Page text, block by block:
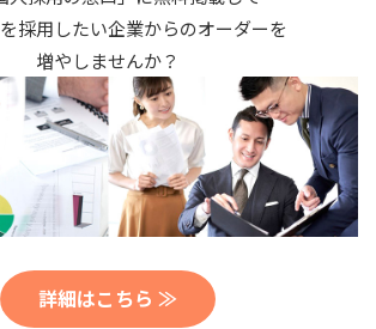
採用したい企業からのオーダーを
増やしませんか？
詳細はこちら ≫